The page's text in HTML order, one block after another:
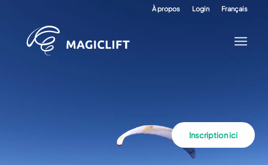
À propos Login Français
Inscription ici